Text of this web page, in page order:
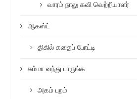
வாரம் நாலு கவி வெற்றியாளர்
ஆகஸ்ட்
திகில் கதைப் போட்டி
சும்மா வந்து பாருங்க
அகம் புறம்